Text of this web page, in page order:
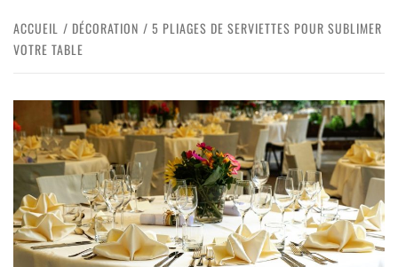
ACCUEIL DÉCORATION
5 PLIAGES DE SERVIETTES POUR SUBLIMER
VOTRE TABLE